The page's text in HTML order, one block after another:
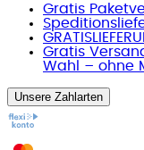
Gratis
Gratis
Wahl – ohne
Unsere Zahlarten